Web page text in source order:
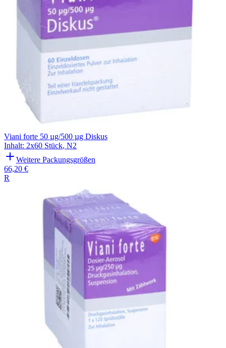
Viani forte 50 µg/500 µg Diskus
Inhalt: 2x60 Stück, N2
Weitere Packungsgrößen
66,20 €
R